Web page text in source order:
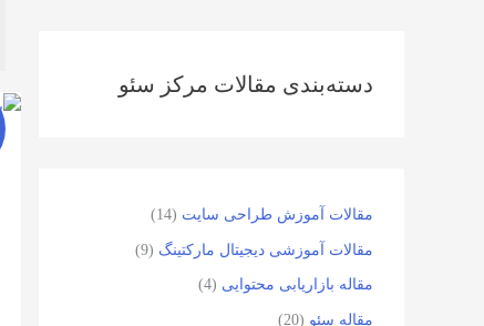
دسته‌بندی مقالات مرکز سئو
مقالات آموزش طراحی سایت (14)
مقالات آموزشی دیجیتال مارکتینگ (9)
مقاله بازاریابی محتوایی (4)
مقاله سئو (20)